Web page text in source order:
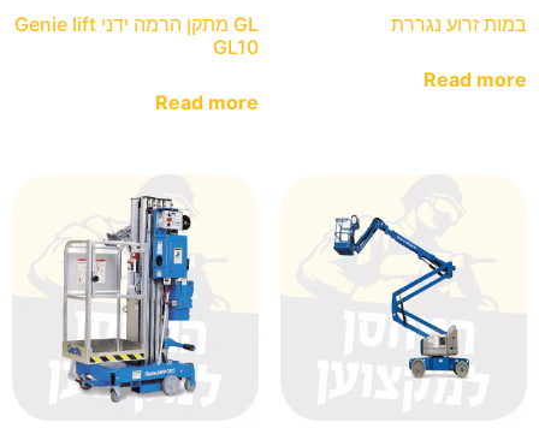
במות זרוע נגררת
Read more
GL מתקן הרמה ידני Genie lift
GL10
Read more